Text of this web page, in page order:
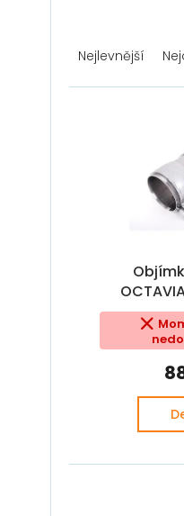
a
e
Nejlevnější
V